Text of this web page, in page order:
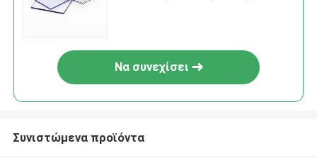
Να συνεχίσει
Συνιστώμενα προϊόντα